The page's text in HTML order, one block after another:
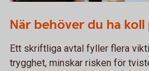
När behöver du ha
Ett skriftliga avtal fyller flera
trygghet, minskar risken för